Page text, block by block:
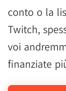
conto o la
Twitch,
voi
finanziate